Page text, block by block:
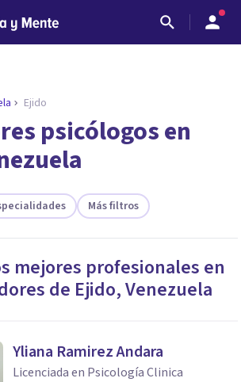
ayuda para encontrar el
breves preguntas y te ofreceremos
Ejido
psicólogos en
Más filtros
mejores profesionales en
de Ejido,Venezuela
Yliana Ramirez Andara
Licenciada en Psicología Clinica